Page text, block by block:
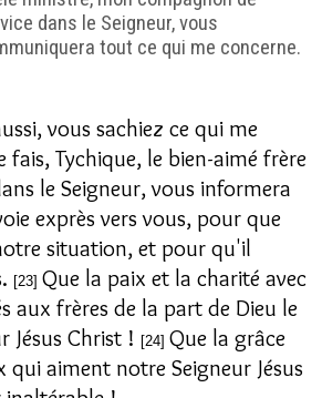
dans le Seigneur, vous
tout ce qui me concerne.
vous sachiez ce qui me
fais, Tychique, le bien-aimé frère
le Seigneur, vous informera
exprès vers vous, pour que
situation, et pour qu'il
[23] Que la paix et la charité avec
aux frères de la part de Dieu le
Jésus Christ ! [24] Que la grâce
qui aiment notre Seigneur Jésus